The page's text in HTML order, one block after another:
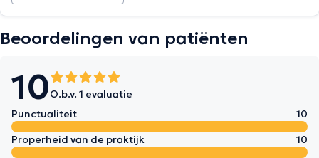
Beoordelingen van patiënten
10O.b.v. 1 evaluatie
Punctualiteit
10
Properheid van de praktijk
10